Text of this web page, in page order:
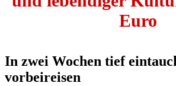
Euro
In zwei Wochen tief
vorbeireisen